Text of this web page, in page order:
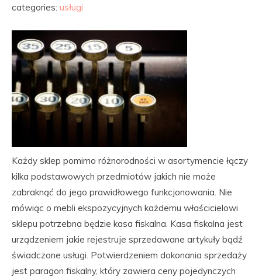
categories: usługi
Każdy sklep pomimo różnorodności w asortymencie łączy
kilka podstawowych przedmiotów jakich nie może
zabraknąć do jego prawidłowego funkcjonowania. Nie
mówiąc o mebli ekspozycyjnych każdemu właścicielowi
sklepu potrzebna będzie kasa fiskalna. Kasa fiskalna jest
urządzeniem jakie rejestruje sprzedawane artykuły bądź
świadczone usługi. Potwierdzeniem dokonania sprzedaży
jest paragon fiskalny, który zawiera ceny pojedynczych